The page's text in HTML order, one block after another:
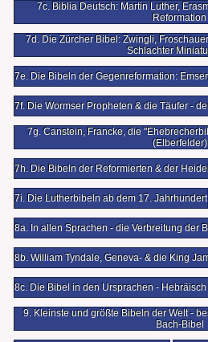
7c. Biblia Deutsch: Martin Luther,
Reformation
7d. Die Zürcher Bibel: Zwingli,
Schlachter
7e. Die Bibeln der Gegenreformation:
7f. Die Wormser Propheten & die Täufer -
7g. Canstein, Francke, die
(Elberfelder)
7h. Die Bibeln der Reformierten & der
7i. Die Lutherbibeln ab dem 17. Jahrhundert
8a. In allen Sprachen - die Verbreitung der
8b. William Tyndale, Geneva- & die King
8c. Die Bibel in den Ursprachen -
9. Kleinste und größte Bibeln der Welt -
Bach-Bibel